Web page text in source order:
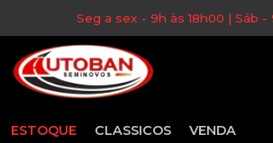
Seg a sex - 9h às 18h00 | Sáb -
ESTOQUE CLASSICOS VENDA